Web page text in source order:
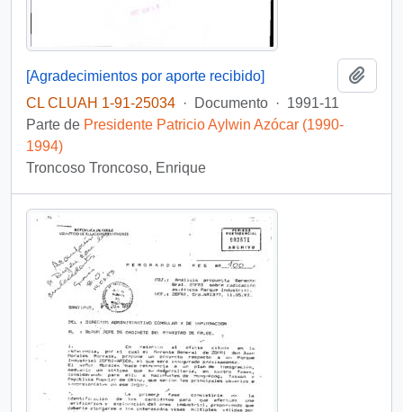
[Agradecimientos por aporte recibido]
CL CLUAH 1-91-25034 · Documento · 1991-11
Parte de Presidente Patricio Aylwin Azócar (1990-
1994)
Troncoso Troncoso, Enrique